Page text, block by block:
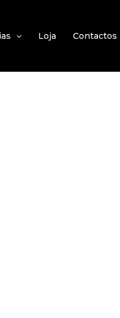
Loja Contactos